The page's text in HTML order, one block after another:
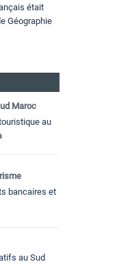
était
Géographie
Maroc
au
bancaires et
au Sud